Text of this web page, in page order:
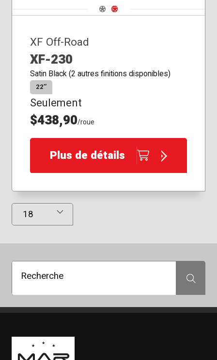
Navigate 1
Navigate 2
XF Off-Road
XF-230
Satin Black (2 autres finitions disponibles)
22″
Seulement
$438,90/roue
Plus de détails
Résultats affichés
Recherche Recherche
Boutique Mags à Rabais